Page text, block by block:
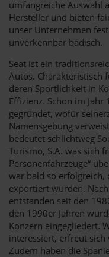
umfangreiche Auswahl
Hersteller und bieten
unser Unternehmen
unverkennbar badisch.
Seat ist ein
Autos. Charakteristisch
deren Sportlichkeit in
Effizienz. Schon im
gegründet, wofür
Namensgebung
bedeutet schlichtweg
Turismo, S.A. was sich
Personenfahrzeuge“
war bald so erfolgreich,
exportiert wurden.
entstanden seit den
den 1990er Jahren
Konzern eingegliedert.
interessiert, erfreut sich
Zudem haben die